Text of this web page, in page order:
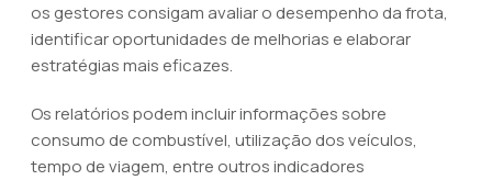
os gestores consigam avaliar o desempenho da frota,
identificar oportunidades de melhorias e elaborar
estratégias mais eficazes.
Os relatórios podem incluir informações sobre
consumo de combustível, utilização dos veículos,
tempo de viagem, entre outros indicadores